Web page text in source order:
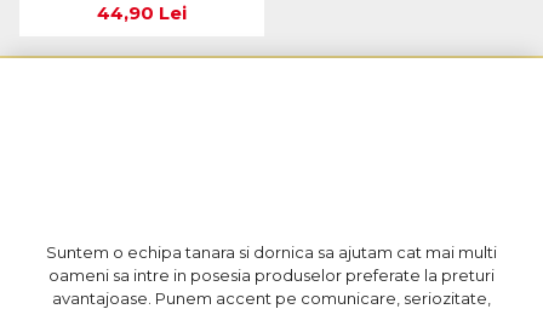
44,90 Lei
Suntem o echipa tanara si dornica sa ajutam cat mai multi
oameni sa intre in posesia produselor preferate la preturi
avantajoase. Punem accent pe comunicare, seriozitate,